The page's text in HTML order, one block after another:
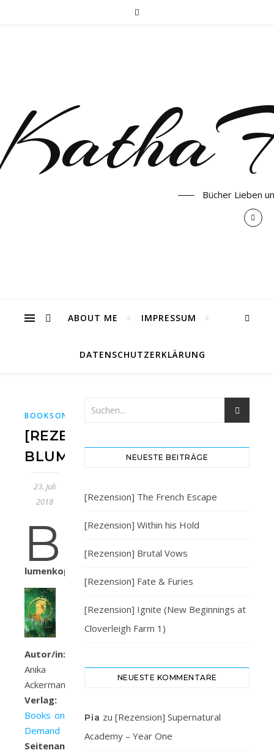
Bücher Lieben
ABOUT ME IMPRESSUM
DATENSCHUTZERKLÄRUNG
BOOKSONDEMAND,BUCH ,
[REZENSION]
BLUMENKOPF
23. Juli
2018
B
lumenkopf
Autor/in:
Anika
Ackermann
Verlag:
Books on
Demand
Seitenanzahl:
NEUESTE BEITRÄGE
[Rezension] The French Escape
[Rezension] Within his Hold
[Rezension] Brutal Vows
[Rezension] Fate & Furies
[Rezension] Ignite (New Beginnings at
Cloverleigh Farm 1)
NEUESTE KOMMENTARE
Pia zu [Rezension] Supernatural
Academy – Year One